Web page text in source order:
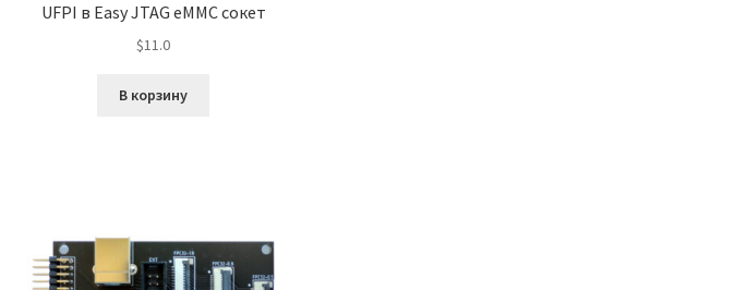
UFPI в Easy JTAG eMMC сокет
$11.0
В корзину